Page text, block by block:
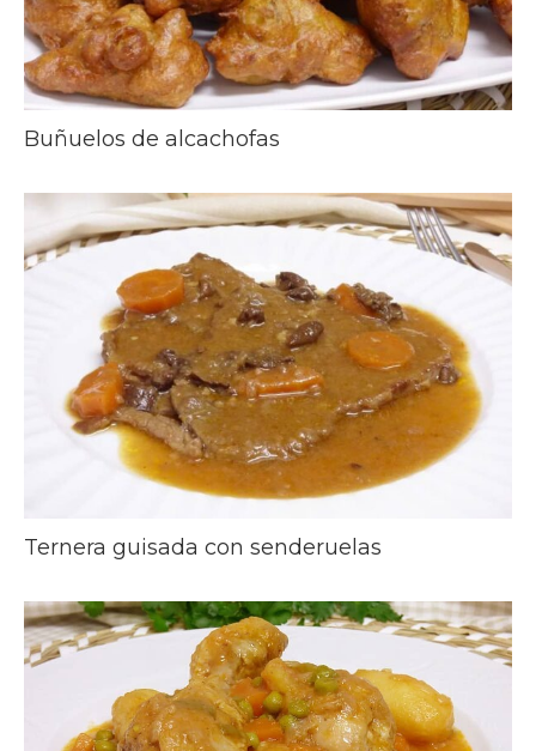
Buñuelos de alcachofas
Ternera guisada con senderuelas